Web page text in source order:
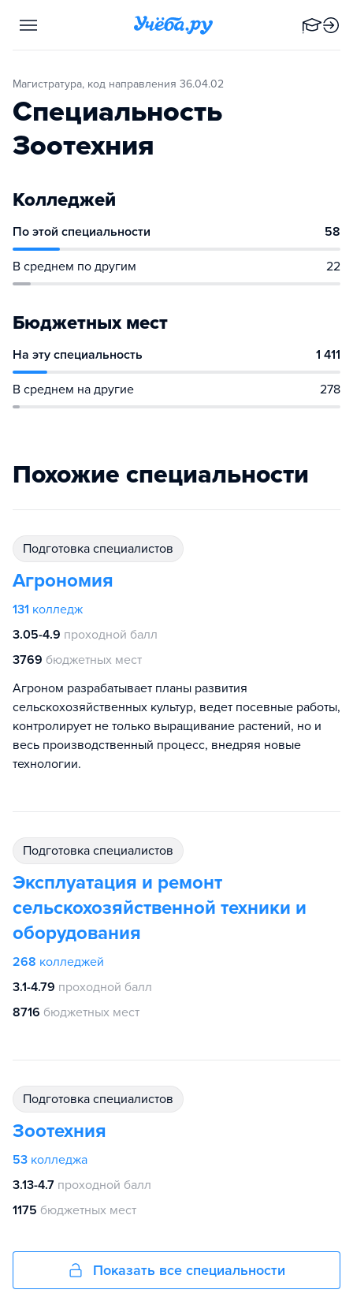
Магистратура, код направления 36.04.02
Специальность
Зоотехния
Колледжей
По этой специальности 58
В среднем по другим 22
Бюджетных мест
На эту специальность 1 411
В среднем на другие 278
Похожие специальности
подготовка специалистов
Агрономия
131 колледж
3.05-4.9 проходной балл
3769 бюджетных мест
Агроном разрабатывает планы развития
сельскохозяйственных культур, ведет посевные работы,
контролирует не только выращивание растений, но и
весь производственный процесс, внедряя новые
технологии.
подготовка специалистов
Эксплуатация и ремонт
сельскохозяйственной техники и
оборудования
268 колледжей
3.1-4.79 проходной балл
8716 бюджетных мест
подготовка специалистов
Зоотехния
53 колледжа
3.13-4.7 проходной балл
1175 бюджетных мест
Показать все специальности